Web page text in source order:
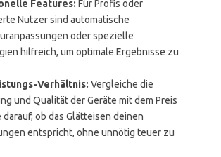
Features: Für Profis oder
Nutzer sind automatische
oder spezielle
hilfreich, um optimale Ergebnisse zu
Verhältnis: Vergleiche die
und Qualität der Geräte mit dem Preis
darauf, ob das Glätteisen deinen
entspricht, ohne unnötig teuer zu